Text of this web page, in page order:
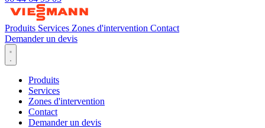
Produits Services Zones d'intervention Contact
Demander un devis
Produits
Services
Zones d'intervention
Contact
Demander un devis